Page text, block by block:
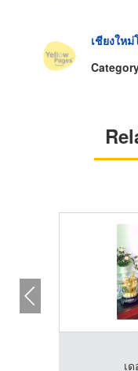
เชียงให
เ